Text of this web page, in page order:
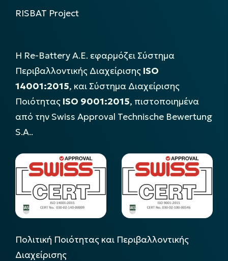
RISBAT Project
Η Re-Battery Α.Ε. εφαρμόζει Σύστημα
Περιβαλλοντικής Διαχείρισης ISO
14001:2015, και Σύστημα Διαχείρισης
Ποιότητας ISO 9001:2015, πιστοποιημένα
από την Swiss Approval Technische Bewertung
S.A..
Πολιτική Ποιότητας και Περιβαλλοντικής
Διαχείρισης